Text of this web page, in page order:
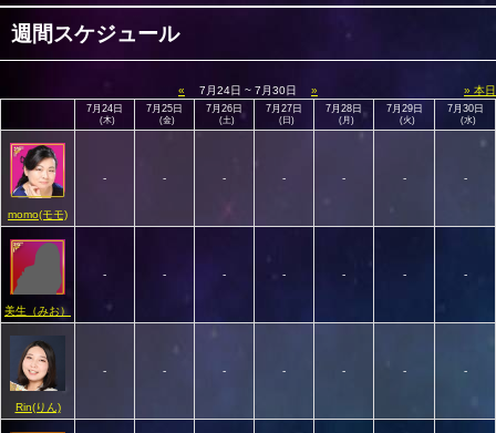
週間スケジュール
« 7月24日 ~ 7月30日 » » 本日
7月24日
(木)
7月25日
(金)
7月26日
(土)
7月27日
(日)
7月28日
(月)
7月29日
(火)
7月30日
(水)
momo(モモ)
- - - - - - -
美生（みお）
- - - - - - -
Rin(りん)
- - - - - - -